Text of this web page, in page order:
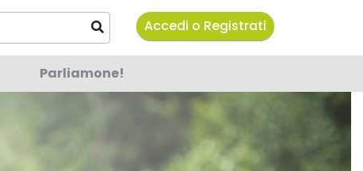
Accedi o Registrati
Parliamone!